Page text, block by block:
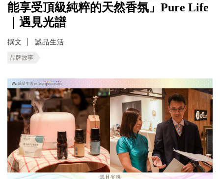
能享受頂級純粹的天然香氛」Pure Life
｜遇見光譜
撰文 誠品生活
品牌故事